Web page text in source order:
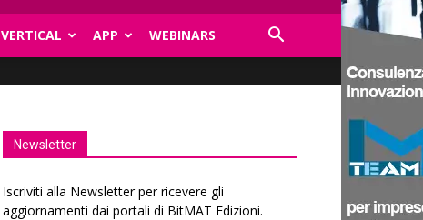
VERTICAL APP WEBINARS
Newsletter
Iscriviti alla Newsletter per ricevere gli
aggiornamenti dai portali di BitMAT Edizioni.